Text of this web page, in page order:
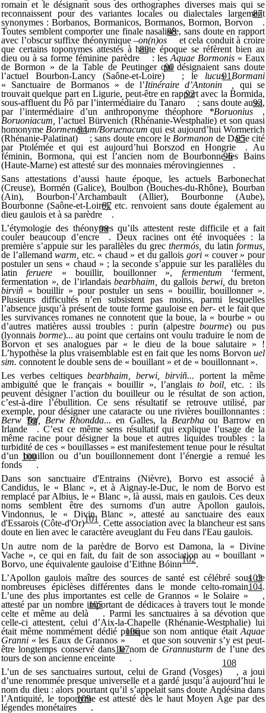
romain et le désignant sous des orthographes diverses mais qui se
reconnaissent pour des variantes locales ou dialectales largement
synonymes : Borbanos, Bormanicos, Bormanos, Bormon, Borvon
87
.
Toutes semblent comporter une finale nasalisée, sans doute en rapport
avec l’obscur suffixe théonymique–on(n)os
88
et cela conduit à croire
que certains toponymes attestés à haute époque se réfèrent bien au
dieu ou à sa forme féminine parèdre
89
: les Aquae Bormonis « Eaux
de Bormon » de la Table de Peutinger qui désignaient sans doute
l’actuel Bourbon-Lancy (Saône-et-Loire)
90
; le lucus Bormani
« Sanctuaire de Bormanos » de l’Itinéraire d’Antonin
91
qui se
trouvait quelque part en Ligurie, peut-être en rapport avec la Bormida,
sous-affluent du Pô par l’intermédiaire du Tanaro
92
; sans doute aussi,
par l’intermédiaire d’un anthroponyme théophore *Boruonius
93
,
Boruoniacum,l’actuel Bürvenich (Rhénanie-Westphalie) et son quasi
homonyme Bormenacum/Boruenacumqui est aujourd’hui Wormerich
(Rhénanie-Palatinat)
94
; sans doute encore le Bormanon de Dacie cité
par Ptolémée et qui est aujourd’hui Borszod en Hongrie
95
. Au
féminin, Bormona, qui est l’ancien nom de Bourbonne-les Bains
(Haute-Marne) est attesté sur des monnaies mérovingiennes
96
.
Sans attestations d’aussi haute époque, les actuels Barbonechat
(Creuse), Bormén (Galice), Boulbon (Bouches-du-Rhône), Bourban
(Ain), Bourbon-l’Archambault (Allier), Bourbonne (Aube),
Bourbonne (Saône-et-Loire), etc. renvoient sans doute également au
dieu gaulois et à sa parèdre
97
.
L’étymologie des théonymes qu’ils attestent reste difficile et a fait
couler beaucoup d’encre
98
. Deux racines ont été invoquées : la
première s’appuie sur les parallèles du grecthermós, du latinformus,
de l’allemandwarm, etc. « chaud » et du gallois gori « couver » pour
postuler un sens « chaud » ; la seconde s’appuie sur les parallèles du
latinferuere « bouillir, bouillonner », fermentum ‘ferment,
fermentation », de l’irlandaisbearbhaim, du gallois berwi,du breton
birviñ « bouillir » pour postuler un sens « bouillir, bouillonner ».
Plusieurs difficultés n’en subsistent pas moins, parmi lesquelles
l’absence jusqu’à présent de toute forme gauloise enber- et le fait que
les survivances romanes ne connotent que la boue, la « bourbe » ou
d’autres matières aussi troubles : purin (alpestrebourme) ou pus
(lyonnais borme)... au point que certains ont voulu traduire le nom de
Borvon et ses analogues par « le dieu de la boue salutaire » !
L’hypothèse la plus vraisemblable est en fait que les noms Borvon uel
sim. connotent le double sens de « bouillant » et de « bouillonnant ».
Les verbes celtiquesbearbhaim, berwi, birviñ... portent la même
ambiguïté que le français « bouillir », l’anglaisto boil,etc. : ils
peuvent désigner l’action du bouilleur ou le résultat de son action,
c’est-à-dire l’ébullition. Ce sens résultatif se retrouve utilisé, par
exemple, pour désigner une cataracte ou une rivières bouillonnantes :
Berw Taf, Berw Rhondda... en Galles, la Bearbhaou Barrow en
Irlande
99
. C’est ce même sens résultatif qui explique l’usage de la
même racine pour désigner la boue et autres liquides troubles : la
turbidité de ces « bouillasses » est manifestement tenue pour le résultat
d’un bouillon ou d’un bouillonnement dont l’énergie a remué les
fonds
100
.
Dans son sanctuaire d'Entrains (Nièvre), Borvo est associé à
Candidus, le « Blanc », et à Aignay-le-Duc, le nom de Borvo est
remplacé par Albius, le « Blanc », là aussi, mais en gaulois. Ces deux
noms semblent être des surnoms d'un autre Apollon gaulois,
Vindonnus, le « Divin Blanc », attesté au sanctuaire des eaux
d'Essarois (Côte-d'Or)101 . Cette association avec la blancheur est sans
doute en lien avec le caractère aveuglant du Feu dans l'Eau gaulois.
Un autre nom de la parèdre de Borvo est Damona, la « Divine
Vache », ce qui en fait, du fait de son association au « bouillant »
Borvo, une équivalente gauloise d’Eithne Bóinn102.
L’Apollon gaulois maître des sources de santé est célébré sous de
nombreuses épiclèses différentes dans le monde celto-romain
103
.
L’une des plus importantes est celle de Grannos « le Solaire »
104
,
attesté par un nombre important de dédicaces à travers tout le monde
celte et même au delà
105
. Parmi les sanctuaires à sa dévotion que
celle-ci attestent, celui d’Aix-la-Chapelle (Rhénanie-Westphalie) lui
était même nommément dédié puisque son nom antique était Aquae
Granni « les Eaux de Grannos »
106
et que son souvenir s’y est peut-
être longtemps conservé dans le nom de Grannusturm de l’une des
tours de son ancienne enceinte
107
.
L’un de ses sanctuaires surtout, celui de Grand (Vosges)
108
, a joui
d’une renommée presque universelle et a gardé jusqu’à aujourd’hui le
nom du dieu : alors pourtant qu’il s’appelait sans doute Andésina dans
l’Antiquité, le toponyme est attesté dès le haut Moyen Âge par des
légendes monétaires
109
.